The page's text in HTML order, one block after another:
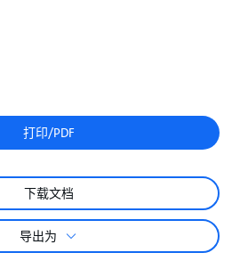
打印/PDF
下载文档
导出为